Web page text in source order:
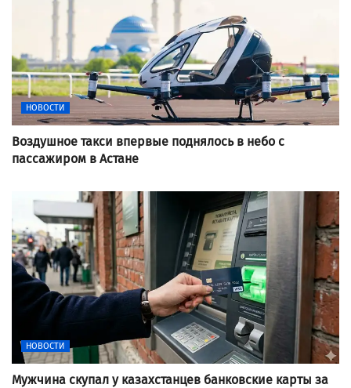
НОВОСТИ
Воздушное такси впервые поднялось в небо с
пассажиром в Астане
НОВОСТИ
Мужчина скупал у казахстанцев банковские карты за